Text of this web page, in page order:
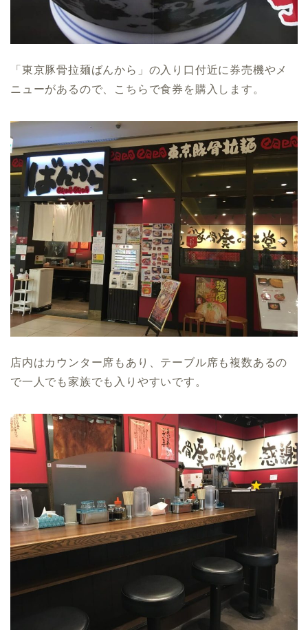
「東京豚骨拉麺ばんから」の入り口付近に券売機やメ
ニューがあるので、こちらで食券を購入します。
店内はカウンター席もあり、テーブル席も複数あるの
で一人でも家族でも入りやすいです。